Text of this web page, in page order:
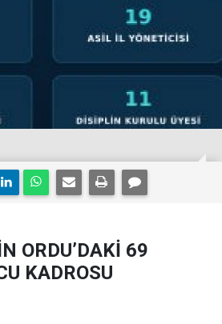
ORDU’DAKİ 69
KADROSU